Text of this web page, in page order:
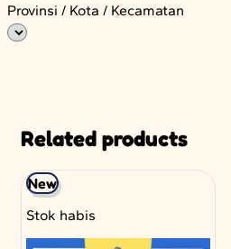
Provinsi / Kota / Kecamatan
Related products
New
Stok habis